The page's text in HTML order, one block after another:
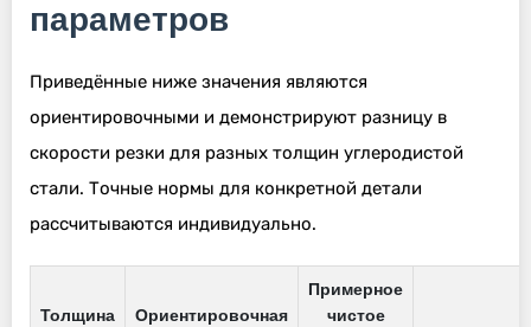
параметров
Приведённые ниже значения являются
ориентировочными и демонстрируют разницу в
скорости резки для разных толщин углеродистой
стали. Точные нормы для конкретной детали
рассчитываются индивидуально.
Толщина
Ориентировочная
Примерное
чистое